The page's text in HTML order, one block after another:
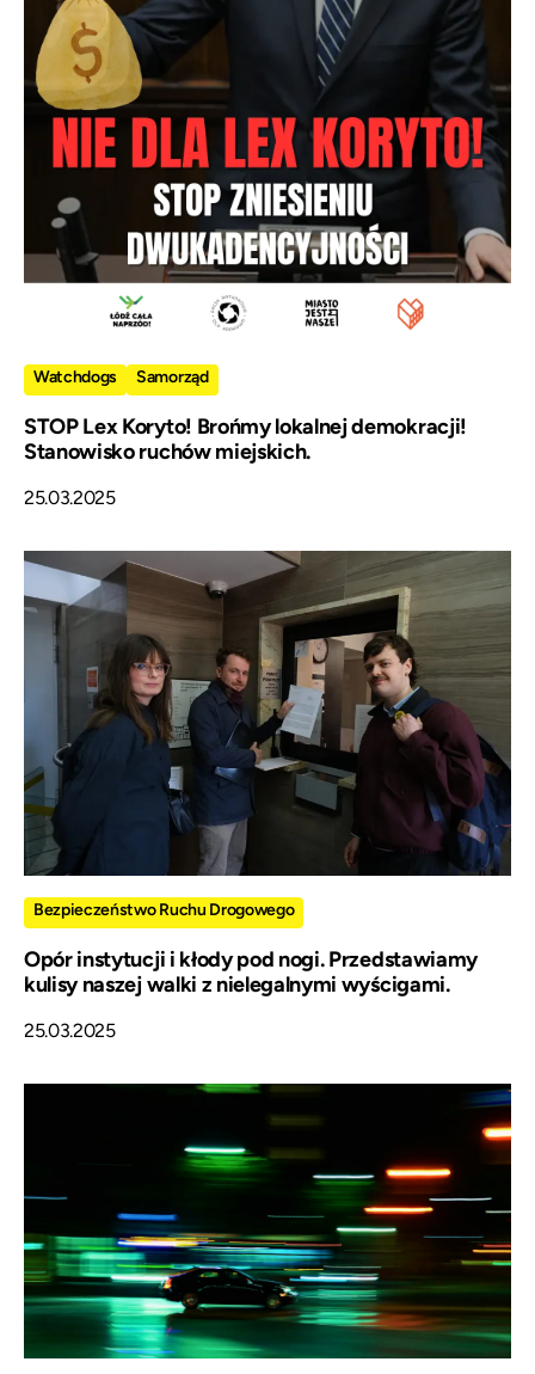
Watchdogs Samorząd
STOP Lex Koryto! Brońmy lokalnej demokracji!
Stanowisko ruchów miejskich.
25.03.2025
Bezpieczeństwo Ruchu Drogowego
Opór instytucji i kłody pod nogi. Przedstawiamy
kulisy naszej walki z nielegalnymi wyścigami.
25.03.2025